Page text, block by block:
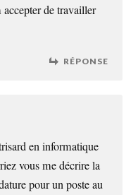
de travailler
RÉPONSE
en informatique
vous me décrire la
pour un poste au